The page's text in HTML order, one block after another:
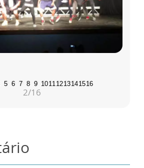
5 6 7 8 9 10111213141516
2/16